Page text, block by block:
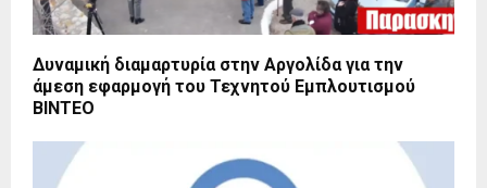
Δυναμική διαμαρτυρία στην Αργολίδα για την
άμεση εφαρμογή του Τεχνητού Εμπλουτισμού
BINTEO